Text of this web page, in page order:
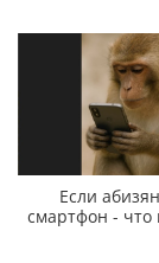
Если
смартфон - что